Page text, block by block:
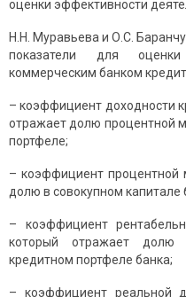
оценки эффективности
Н.Н. Муравьева и О.С.
показатели для
коммерческим банком
– коэффициент доходности
отражает долю процентной
портфеле;
– коэффициент процентной
долю в совокупном капитале
– коэффициент
который отражает
кредитном портфеле банка;
– коэффициент реальной